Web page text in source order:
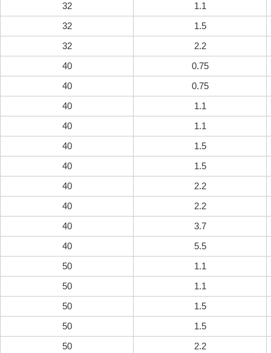
32
1.1
32
1.5
32
2.2
40
0.75
40
0.75
40
1.1
40
1.1
40
1.5
40
1.5
40
2.2
40
2.2
40
3.7
40
5.5
50
1.1
50
1.1
50
1.5
50
1.5
50
2.2